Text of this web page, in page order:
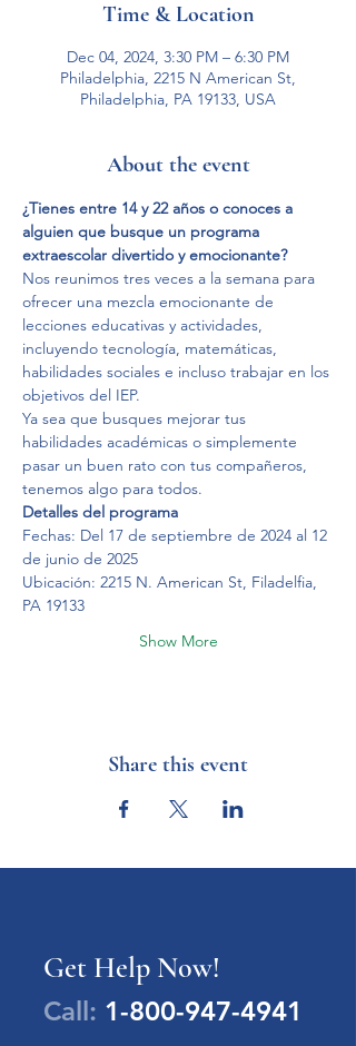
Time & Location
Dec 04, 2024, 3:30 PM – 6:30 PM
Philadelphia, 2215 N American St,
Philadelphia, PA 19133, USA
About the event
¿Tienes entre 14 y 22 años o conoces a
alguien que busque un programa
extraescolar divertido y emocionante?
Nos reunimos tres veces a la semana para
ofrecer una mezcla emocionante de
lecciones educativas y actividades,
incluyendo tecnología, matemáticas,
habilidades sociales e incluso trabajar en los
objetivos del IEP.
Ya sea que busques mejorar tus
habilidades académicas o simplemente
pasar un buen rato con tus compañeros,
tenemos algo para todos.
Detalles del programa
Fechas: Del 17 de septiembre de 2024 al 12
de junio de 2025
Ubicación: 2215 N. American St, Filadelfia,
PA 19133
Show More
Share this event
Get Help Now!
Call: 1-800-947-4941